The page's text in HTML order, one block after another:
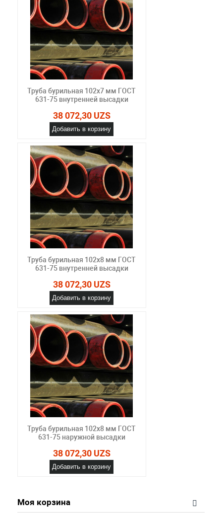
Труба бурильная 102x7 мм ГОСТ
631-75 внутренней высадки
38 072,30 UZS
Добавить в корзину
Труба бурильная 102x8 мм ГОСТ
631-75 внутренней высадки
38 072,30 UZS
Добавить в корзину
Труба бурильная 102x8 мм ГОСТ
631-75 наружной высадки
38 072,30 UZS
Добавить в корзину
Моя корзина